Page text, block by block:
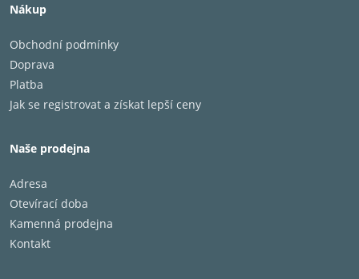
Nákup
Obchodní podmínky
Doprava
Platba
Jak se registrovat a získat lepší ceny
Naše prodejna
Adresa
Otevírací doba
Kamenná prodejna
Kontakt